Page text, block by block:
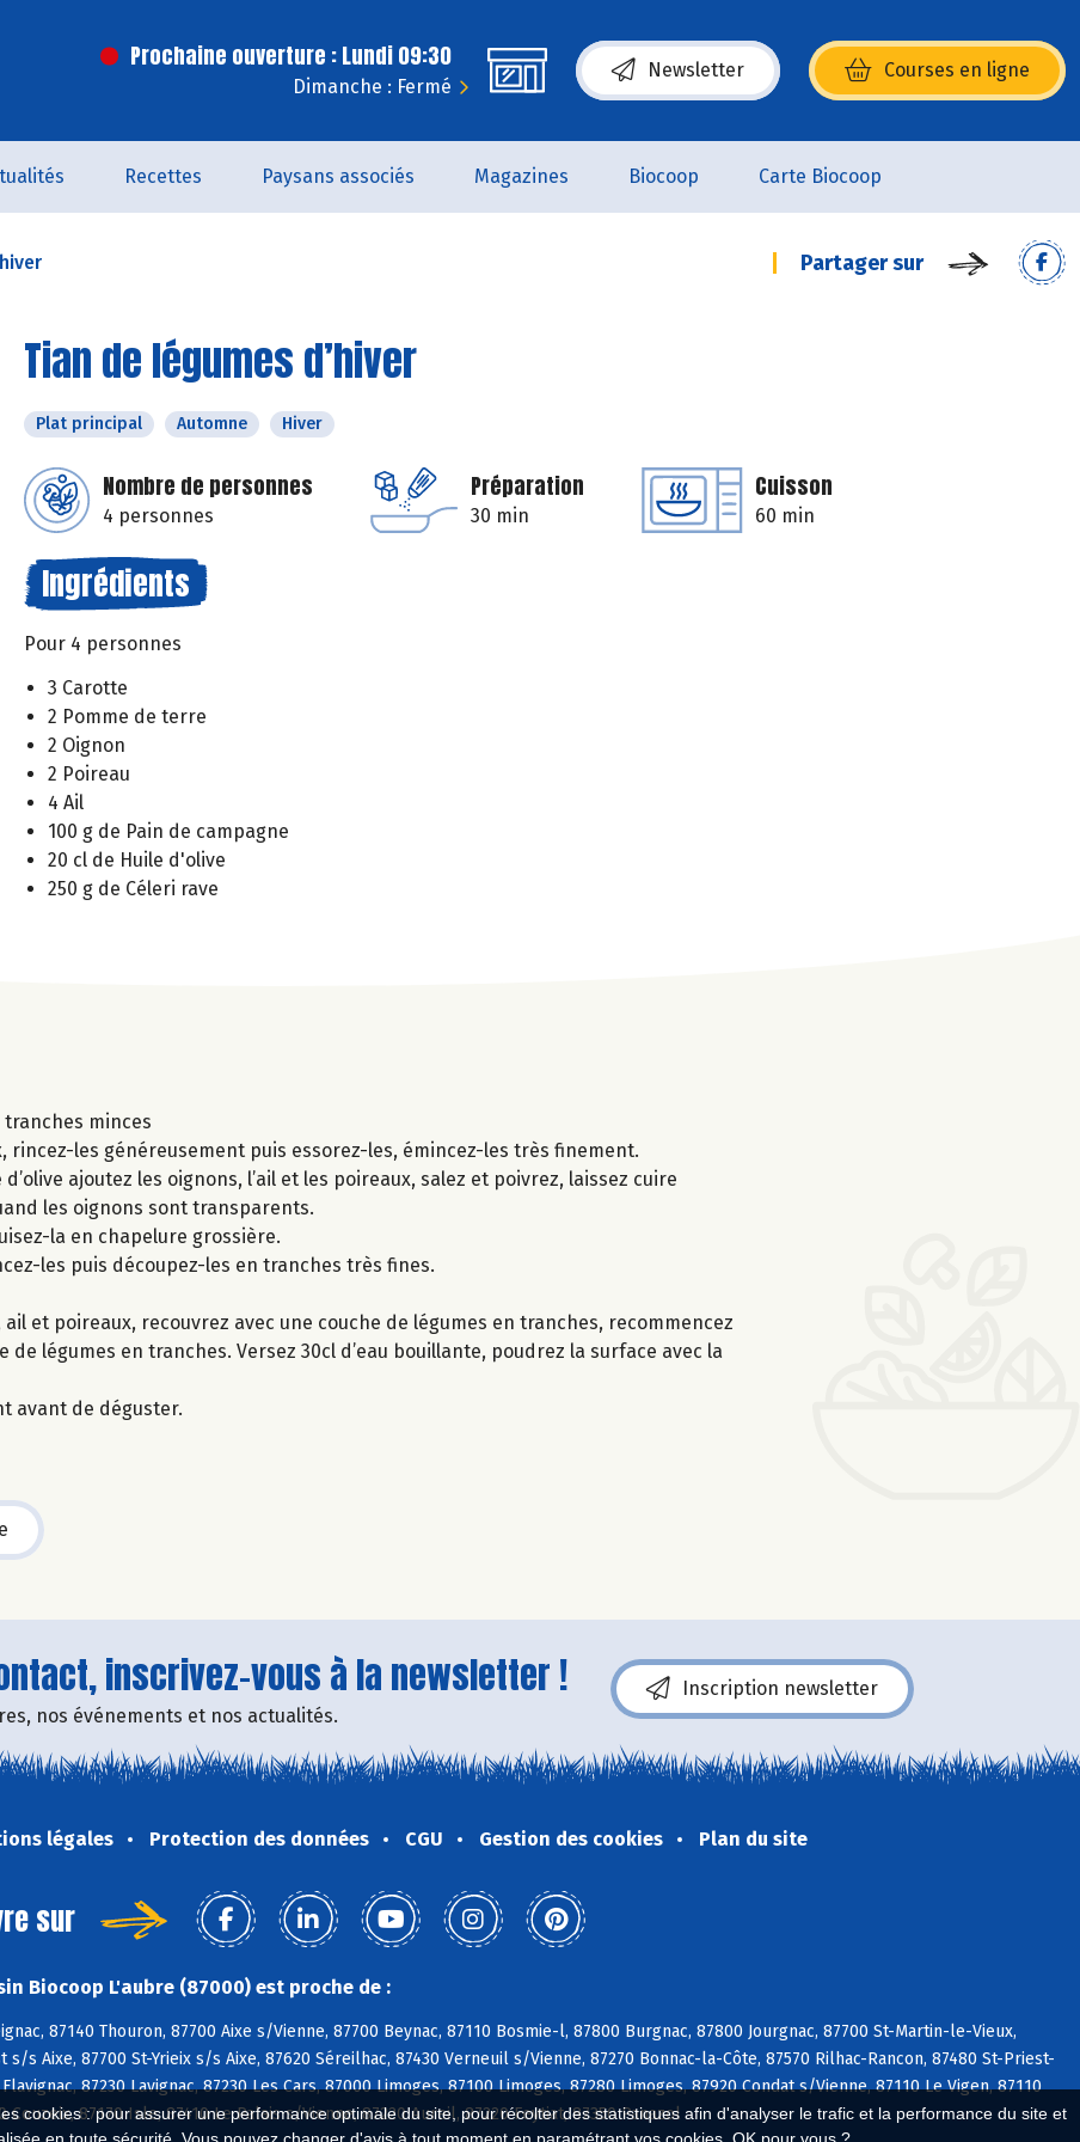
cookies : pour assurer une performance optimale du site, pour récolter des statistiques afin d'analyser le trafic et la performance du site et
Prochaine ouverture : Lundi 09:30
Dimanche : Fermé
Newsletter Courses en ligne
(s’ouvre dans une nouvelle fenêtre)
Recettes Paysans associés Magazines Biocoop Carte Biocoop
Partager sur
Tian de légumes d’hiver
Plat principal Automne Hiver
Nombre de personnes
4 personnes
Préparation
30 min
Cuisson
60 min
Ingrédients
Pour 4 personnes
3 Carotte
2 Pomme de terre
2 Oignon
2 Poireau
4 Ail
100 g de Pain de campagne
20 cl de Huile d'olive
250 g de Céleri rave
tranches minces
les généreusement puis essorez-les, émincez-les très finement.
ajoutez les oignons, l’ail et les poireaux, salez et poivrez, laissez cuire
les oignons sont transparents.
la en chapelure grossière.
les puis découpez-les en tranches très fines.
et poireaux, recouvrez avec une couche de légumes en tranches, recommencez
légumes en tranches. Versez 30cl d’eau bouillante, poudrez la surface avec la
avant de déguster.
inscrivez-vous à la newsletter !
nos événements et nos actualités.
Inscription newsletter
légales Protection des données CGU Gestion des cookies Plan du site
sur
Biocoop L'aubre (87000) est proche de :
87140 Thouron, 87700 Aixe s/Vienne, 87700 Beynac, 87110 Bosmie-l, 87800 Burgnac, 87800 Jourgnac, 87700 St-Martin-le-Vieux,
s/s Aixe, 87700 St-Yrieix s/s Aixe, 87620 Séreilhac, 87430 Verneuil s/Vienne, 87270 Bonnac-la-Côte, 87570 Rilhac-Rancon, 87480 St-Priest-
87230 Lavignac, 87230 Les Cars, 87000 Limoges, 87100 Limoges, 87280 Limoges, 87920 Condat s/Vienne, 87110 Le Vigen, 87110
Couzeix, 87170 Isle, 87410 Le Palais s/Vienne, 87220 Aureil, 87220 Feytiat, 87350 Panazol